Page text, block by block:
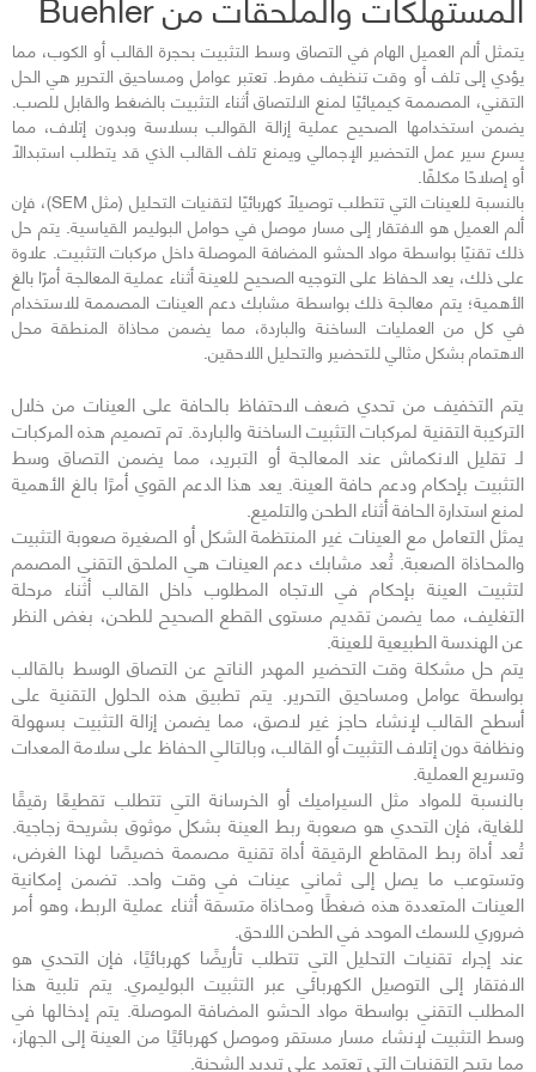
يتمثل ألم العميل الهام في التصاق وسط التثبيت بحجرة القالب أو الكوب، مما
يؤدي إلى تلف أو وقت تنظيف مفرط. تعتبر عوامل ومساحيق التحرير هي الحل
التقني، المصممة كيميائيًا لمنع الالتصاق أثناء التثبيت بالضغط والقابل للصب.
يضمن استخدامها الصحيح عملية إزالة القوالب بسلاسة وبدون إتلاف، مما
يسرع سير عمل التحضير الإجمالي ويمنع تلف القالب الذي قد يتطلب استبدالًا
أو إصلاحًا مكلفًا.
بالنسبة للعينات التي تتطلب توصيلًا كهربائيًا لتقنيات التحليل (مثل SEM)، فإن
ألم العميل هو الافتقار إلى مسار موصل في حوامل البوليمر القياسية. يتم حل
ذلك تقنيًا بواسطة مواد الحشو المضافة الموصلة داخل مركبات التثبيت. علاوة
على ذلك، يعد الحفاظ على التوجيه الصحيح للعينة أثناء عملية المعالجة أمرًا بالغ
الأهمية؛ يتم معالجة ذلك بواسطة مشابك دعم العينات المصممة للاستخدام
في كل من العمليات الساخنة والباردة، مما يضمن محاذاة المنطقة محل
الاهتمام بشكل مثالي للتحضير والتحليل اللاحقين.
يتم التخفيف من تحدي ضعف الاحتفاظ بالحافة على العينات من خلال
التركيبة التقنية لمركبات التثبيت الساخنة والباردة. تم تصميم هذه المركبات
لـ تقليل الانكماش عند المعالجة أو التبريد، مما يضمن التصاق وسط
التثبيت بإحكام ودعم حافة العينة. يعد هذا الدعم القوي أمرًا بالغ الأهمية
لمنع استدارة الحافة أثناء الطحن والتلميع.
يمثل التعامل مع العينات غير المنتظمة الشكل أو الصغيرة صعوبة التثبيت
والمحاذاة الصعبة. تُعد مشابك دعم العينات هي الملحق التقني المصمم
لتثبيت العينة بإحكام في الاتجاه المطلوب داخل القالب أثناء مرحلة
التغليف، مما يضمن تقديم مستوى القطع الصحيح للطحن، بغض النظر
عن الهندسة الطبيعية للعينة.
يتم حل مشكلة وقت التحضير المهدر الناتج عن التصاق الوسط بالقالب
بواسطة عوامل ومساحيق التحرير. يتم تطبيق هذه الحلول التقنية على
أسطح القالب لإنشاء حاجز غير لاصق، مما يضمن إزالة التثبيت بسهولة
ونظافة دون إتلاف التثبيت أو القالب، وبالتالي الحفاظ على سلامة المعدات
وتسريع العملية.
بالنسبة للمواد مثل السيراميك أو الخرسانة التي تتطلب تقطيعًا رقيقًا
للغاية، فإن التحدي هو صعوبة ربط العينة بشكل موثوق بشريحة زجاجية.
تُعد أداة ربط المقاطع الرقيقة أداة تقنية مصممة خصيصًا لهذا الغرض،
وتستوعب ما يصل إلى ثماني عينات في وقت واحد. تضمن إمكانية
العينات المتعددة هذه ضغطًا ومحاذاة متسقة أثناء عملية الربط، وهو أمر
ضروري للسمك الموحد في الطحن اللاحق.
عند إجراء تقنيات التحليل التي تتطلب تأريضًا كهربائيًا، فإن التحدي هو
الافتقار إلى التوصيل الكهربائي عبر التثبيت البوليمري. يتم تلبية هذا
المطلب التقني بواسطة مواد الحشو المضافة الموصلة. يتم إدخالها في
وسط التثبيت لإنشاء مسار مستقر وموصل كهربائيًا من العينة إلى الجهاز،
مما يتيح التقنيات التي تعتمد على تبديد الشحنة.